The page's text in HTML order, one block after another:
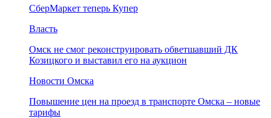
СберМаркет теперь Купер
Власть
Омск не смог реконструировать обветшавший ДК
Козицкого и выставил его на аукцион
Новости Омска
Повышение цен на проезд в транспорте Омска – новые
тарифы